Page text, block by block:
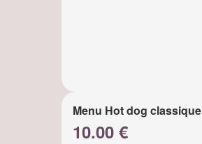
Menu Hot dog classique
10.00 €